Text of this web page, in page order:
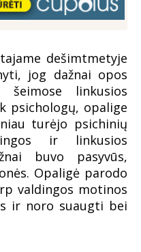
dešimtmetyje
jog dažnai opos
linkusios
psichologų, opalige
turėjo psichinių
ir linkusios
buvo pasyvūs,
Opaligė parodo
valdingos motinos
ir noro suaugti bei